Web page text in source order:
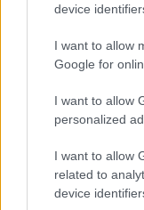
device
I want to allow
Google for
I want to allow
personalized
I want to allow
related to
device
Fradi:
külföldi
sajtóhír
Törökországból
Makreckis miatt.